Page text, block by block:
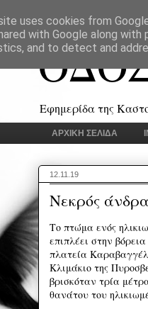
Εφημερίδα της
ΑΡΧΙΚΗ ΣΕΛΙΔΑ
12.11.19
Νεκρός
Το πτώμα ενός
επιπλέει στην
πλατεία
Κλιμάκιο της
βρισκόταν τρία
θανάτου του
uses cookies from
with Google along
and to detect and